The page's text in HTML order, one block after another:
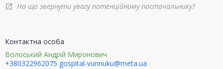
open_in_new На що звернути увагу потенційному постачальнику?
Контактна особа
Волоський Андрій Миронович
+380322962075 gospital-vunnuku@meta.ua